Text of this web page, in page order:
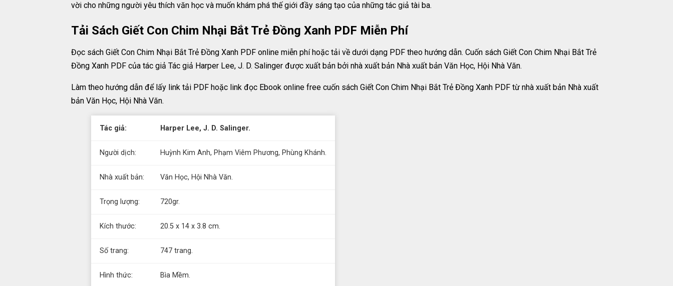
vời cho những người yêu thích văn học và muốn khám phá thế giới đầy sáng tạo của những tác giả tài ba.
Tải Sách Giết Con Chim Nhại Bắt Trẻ Đồng Xanh PDF Miễn Phí
Đọc sách Giết Con Chim Nhại Bắt Trẻ Đồng Xanh PDF online miễn phí hoặc tải về dưới dạng PDF theo hướng dẫn. Cuốn sách Giết Con Chim Nhại Bắt Trẻ
Đồng Xanh PDF của tác giả Tác giả Harper Lee, J. D. Salinger được xuất bản bởi nhà xuất bản Nhà xuất bản Văn Học, Hội Nhà Văn.
Làm theo hướng dẫn để lấy link tải PDF hoặc link đọc Ebook online free cuốn sách Giết Con Chim Nhại Bắt Trẻ Đồng Xanh PDF từ nhà xuất bản Nhà xuất
bản Văn Học, Hội Nhà Văn.
Tác giả: Harper Lee, J. D. Salinger.
Người dịch: Huỳnh Kim Anh, Phạm Viêm Phương, Phùng Khánh.
Nhà xuất bản: Văn Học, Hội Nhà Văn.
Trọng lượng: 720gr.
Kích thước: 20.5 x 14 x 3.8 cm.
Số trang: 747 trang.
Hình thức: Bìa Mềm.